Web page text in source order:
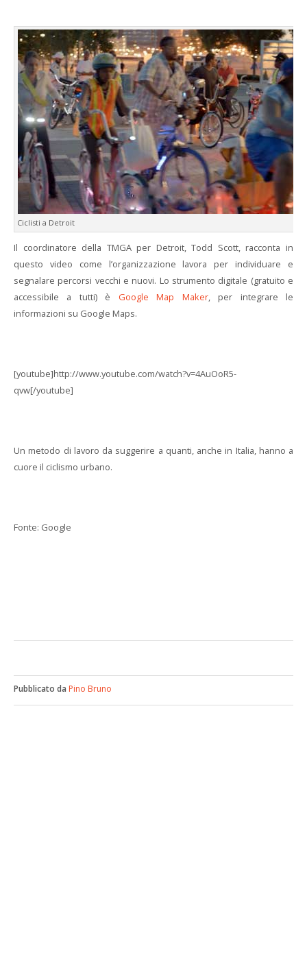
Ciclisti a Detroit
Il coordinatore della TMGA per Detroit, Todd Scott, racconta in
questo video come l’organizzazione lavora per individuare e
segnalare percorsi vecchi e nuovi. Lo strumento digitale (gratuito e
accessibile a tutti) è Google Map Maker, per integrare le
informazioni su Google Maps.
[youtube]http://www.youtube.com/watch?v=4AuOoR5-
qvw[/youtube]
Un metodo di lavoro da suggerire a quanti, anche in Italia, hanno a
cuore il ciclismo urbano.
Fonte: Google
Pubblicato da Pino Bruno